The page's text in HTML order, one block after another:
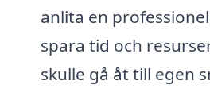
anlita en
spara tid och
skulle gå åt till egen